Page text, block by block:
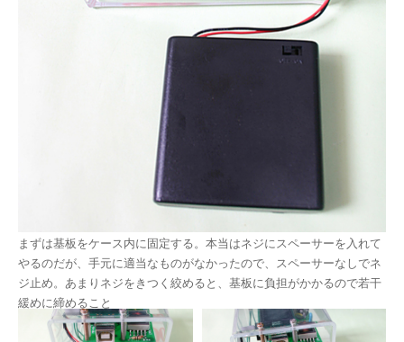
まずは基板をケース内に固定する。本当はネジにスペーサーを入れて
やるのだが、手元に適当なものがなかったので、スペーサーなしでネ
ジ止め。あまりネジをきつく絞めると、基板に負担がかかるので若干
緩めに締めること